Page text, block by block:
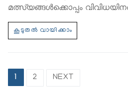
മത്സ്യങ്ങള്‍ക്കൊപ്പം
1 2 NEXT